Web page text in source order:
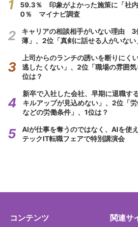
59.3％ 印象がよかった施策に「社
0％ マイナビ調査
キャリアの相談相手がいない理由 3
薄」、2位「真剣に話せる人がいない
上司からのランチの誘いを断りに
逃したくない」、2位「職場の雰囲
位は？
新卒で入社した会社、早期に退職
キルアップが見込めない」、2位「
などの労働条件」、1位は？
AIが仕事を奪うのではなく、AIを使
テックIT転職フェアで特別講演会
コンテンツ 関連サ